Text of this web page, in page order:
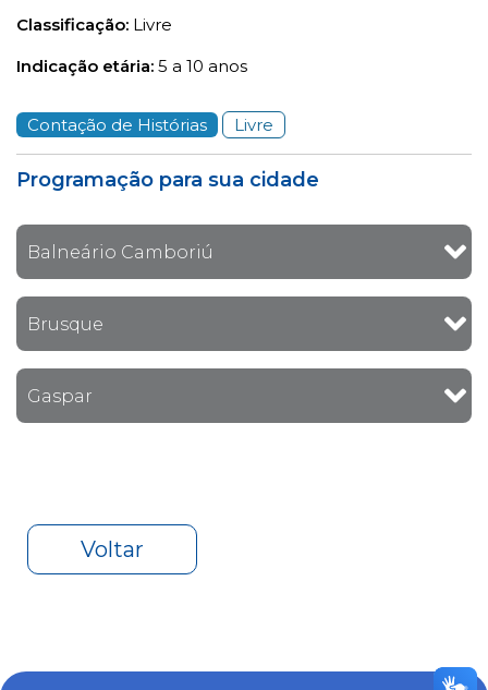
Classificação: Livre
Indicação etária: 5 a 10 anos
Contação de Histórias Livre
Programação para sua cidade
Balneário Camboriú
Brusque
Gaspar
Voltar